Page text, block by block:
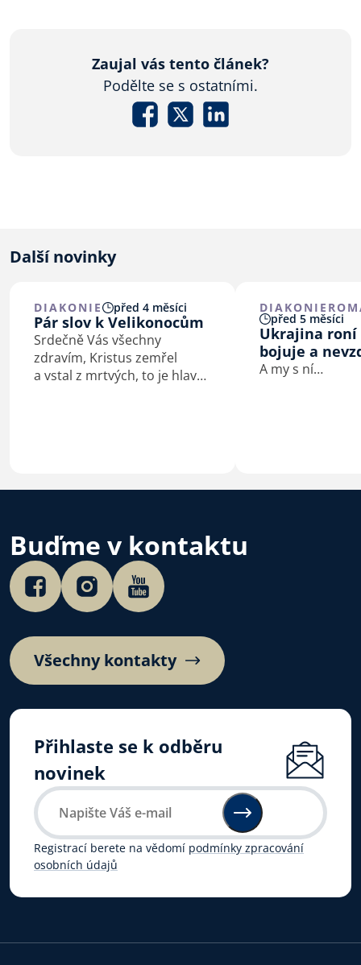
Zaujal vás tento článek?
Podělte se s ostatními.
Další novinky
DIAKONIE před 4 měsíci
Pár slov k Velikonocům
Srdečně Vás všechny
zdravím, Kristus zemřel
a vstal z mrtvých, to je hlavní
DIAKONIE
před 5 měsíci
Ukrajina roní
bojuje a
A my s ní…
Buďme v kontaktu
Všechny kontakty
Přihlaste se k odběru
novinek
Registrací berete na vědomí podmínky zpracování
osobních údajů